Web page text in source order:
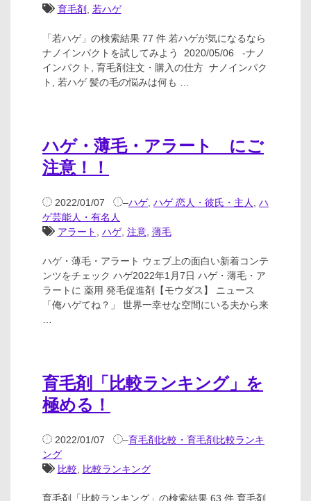
育毛剤, 若ハゲ
「若ハゲ」の検索結果 77 件 若ハゲが気になるなら
ナノインパクトを試してみよう 2020/05/06 -ナノ
インパクト, 育毛剤注文・購入の仕方 ナノインパク
ト, 若ハゲ 髪の毛の悩みは何も …
ハゲ・薄毛・アラート にご
注意！！
2022/01/07 –ハゲ, ハゲ 恋人・彼氏・主人
ハ
ゲ芸能人・有名人
アラート
ハゲ, 注意, 薄毛
ハゲ・薄毛・アラート ウェブ上の面白い新着コンテ
ンツをチェック ハゲ2022年1月7日 ハゲ・薄毛・ア
ラートに 薬用 発毛促進剤【モウダス】 ニュース
「俺ハゲてね？」 世界一幸せな空間にいる夫から来
育毛剤「比較ランキング」を
極める！
2022/01/07 –育毛剤比較・育毛剤比較ランキ
ング
比較
比較ランキング
育毛剤「比較ランキング」の検索結果 63 件 育毛剤